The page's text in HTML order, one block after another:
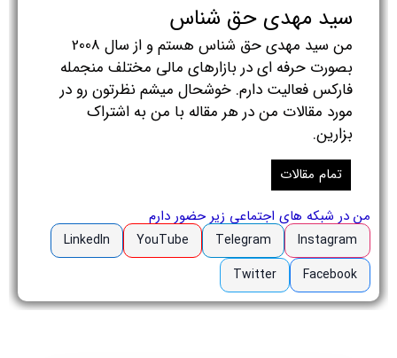
سید مهدی حق شناس
من سید مهدی حق شناس هستم و از سال 2008
بصورت حرفه ای در بازارهای مالی مختلف منجمله
فارکس فعالیت دارم. خوشحال میشم نظرتون رو در
مورد مقالات من در هر مقاله با من به اشتراک
بزارین.
تمام مقالات
من در شبکه های اجتماعی زیر حضور دارم
Instagram
Telegram
YouTube
LinkedIn
Facebook
Twitter